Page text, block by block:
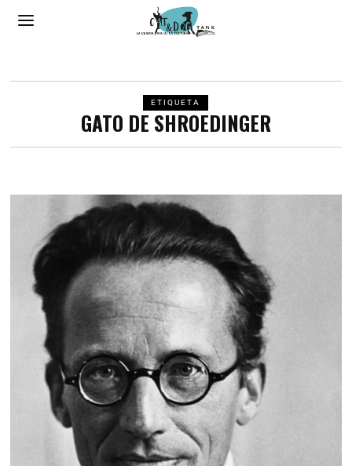
ETIQUETA
GATO DE SHROEDINGER